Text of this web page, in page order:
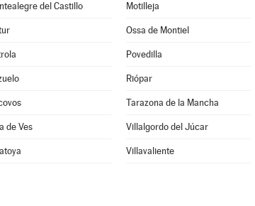
del Castillo Motilleja
Ossa de Montiel
Povedilla
Riópar
Tarazona de la Mancha
de Ves Villalgordo del Júcar
Villavaliente